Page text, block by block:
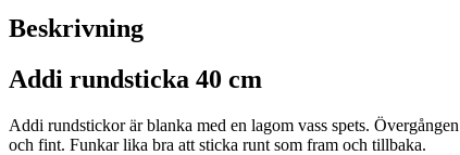
Beskrivning
Addi rundsticka 40 cm
Addi rundstickor är blanka med en lagom vass spets.
och fint. Funkar lika bra att sticka runt som fram och tillbaka.